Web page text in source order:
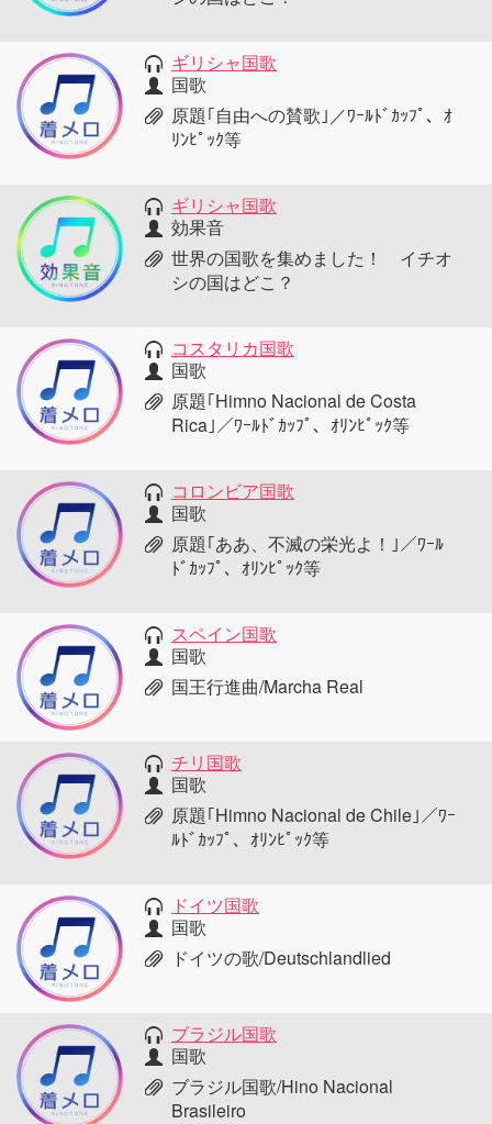
ギリシャ国歌
国歌
原題｢自由への賛歌｣／ﾜｰﾙﾄﾞｶｯﾌﾟ、ｵ
ﾘﾝﾋﾟｯｸ等
ギリシャ国歌
効果音
世界の国歌を集めました！ イチオ
シの国はどこ？
コスタリカ国歌
国歌
原題｢Himno Nacional de Costa
Rica｣／ﾜｰﾙﾄﾞｶｯﾌﾟ、ｵﾘﾝﾋﾟｯｸ等
コロンビア国歌
国歌
原題｢ああ、不滅の栄光よ！｣／ﾜｰﾙ
ﾄﾞｶｯﾌﾟ、ｵﾘﾝﾋﾟｯｸ等
スペイン国歌
国歌
国王行進曲/Marcha Real
チリ国歌
国歌
原題｢Himno Nacional de Chile｣／ﾜｰ
ﾙﾄﾞｶｯﾌﾟ、ｵﾘﾝﾋﾟｯｸ等
ドイツ国歌
国歌
ドイツの歌/Deutschlandlied
ブラジル国歌
国歌
ブラジル国歌/Hino Nacional
Brasileiro